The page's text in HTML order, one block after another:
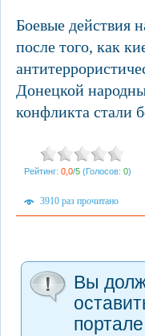
Боевые действия
после того, как
Донецкой
конфликта стали
Рейтинг: 0,0/5 (Голосов: 0)
3910 раз прочитано
Вы